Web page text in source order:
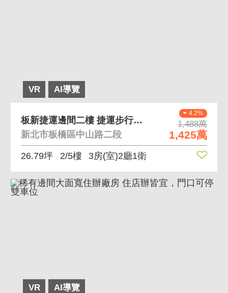
VR AI導覽
4.2%
1,488萬
1,425萬
板新捷運邊間二樓 捷運步行約兩分鐘，海山國中學區
新北市板橋區中山路二段
26.79坪 2/5樓 3房(室)2廳1衛
VR AI導覽